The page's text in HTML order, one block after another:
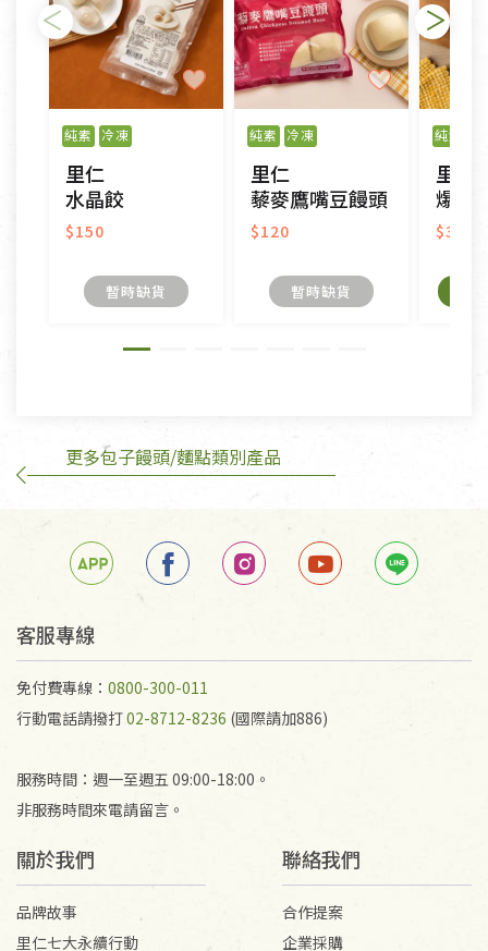
不適用七天鑑賞期商品：
以數位或電磁紀錄形式儲存之商品、易於變質或損壞
之商品、以及性質上無法或不適合退換之商品：如
CD、VCD、DVD、電腦軟體，若產品瑕疵無法讀取僅
接受原片換新。
衣飾鞋類-如T恤，如於送達後水洗或污損者。
美容保養用品、內衣褲、襪子、口罩等私人消耗性產
內衣褲、襪子、口罩個人衛生用品除商品本身有瑕疵
外,依據《通訊交易解除權合理例外情事適用準
純素 冷凍
里仁
水晶餃
$150
暫時缺貨
純素 冷凍
里仁
藜麥鷹嘴豆饅頭
$120
暫時缺貨
純素
里仁
爆汁
$380
更多包子饅頭/麵點類別產品
客服專線
免付費專線： 0800-300-011
行動電話請撥打02-8712-8236 (國際請加886)
服務時間：週一至週五 09:00-18:00。
非服務時間來電請留言。
關於我們
品牌故事
里仁七大永續行動
聯絡我們
合作提案
企業採購